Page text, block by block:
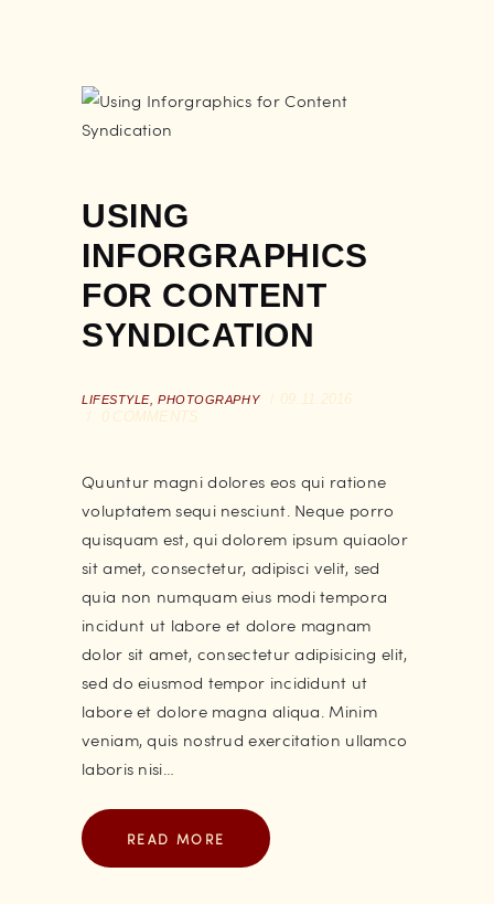
USING
INFORGRAPHICS
FOR CONTENT
SYNDICATION
LIFESTYLE,PHOTOGRAPHY
09.11.2016
0 COMMENTS
Quuntur magni dolores eos qui ratione
voluptatem sequi nesciunt. Neque porro
quisquam est, qui dolorem ipsum quiaolor
sit amet, consectetur, adipisci velit, sed
quia non numquam eius modi tempora
incidunt ut labore et dolore magnam
dolor sit amet, consectetur adipisicing elit,
sed do eiusmod tempor incididunt ut
labore et dolore magna aliqua. Minim
veniam, quis nostrud exercitation ullamco
laboris nisi…
READ MORE